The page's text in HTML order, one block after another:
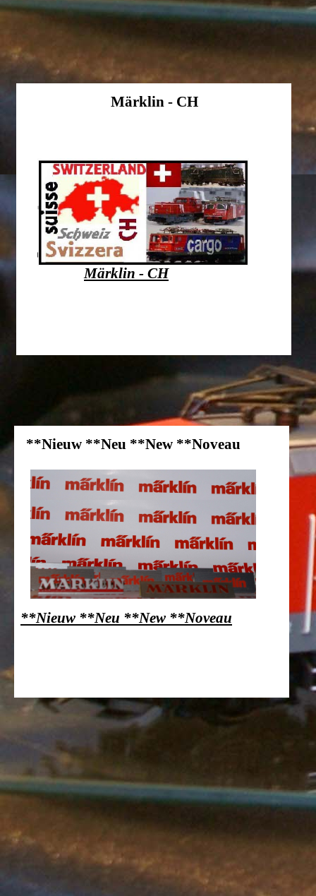
Märklin - CH
**Nieuw **Neu **New **Noveau
Märklin - CH
**Nieuw **Neu **New **Noveau